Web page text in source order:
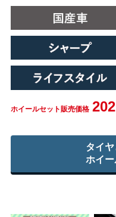
ホイールセット販売価格
タイ
ホイ